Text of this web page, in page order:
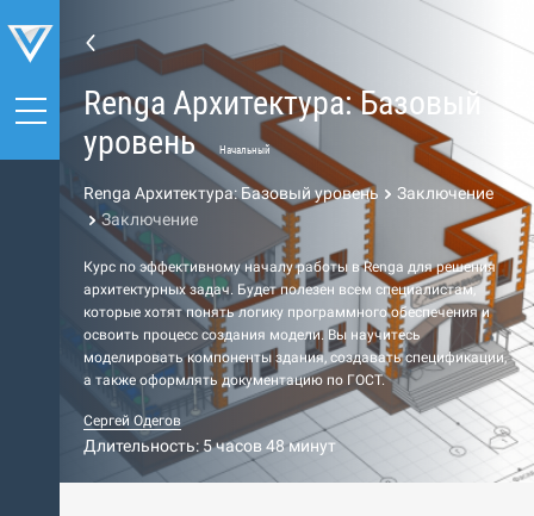
Renga Архитектура: Базовый
уровень
Начальный
Renga Архитектура: Базовый уровень
Заключение
Заключение
Курс по эффективному началу работы в Renga для решения
архитектурных задач. Будет полезен всем специалистам,
которые хотят понять логику программного обеспечения и
освоить процесс создания модели. Вы научитесь
моделировать компоненты здания, создавать спецификации,
а также оформлять документацию по ГОСТ.
Сергей Одегов
Длительность: 5 часов 48 минут